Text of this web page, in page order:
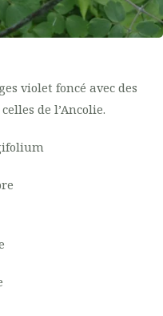
violet foncé avec des
de l’Ancolie.